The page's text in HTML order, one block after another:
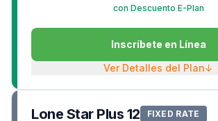
con Descuento E-Plan
Inscríbete en Línea
Ver Detalles del Plan↓
Lone Star Plus 12 FIXED RATE